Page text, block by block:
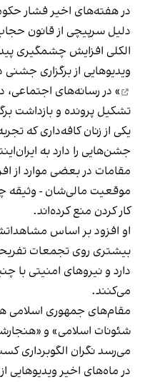
در هفته‌های اخیر فشار
دلیل سرپیچی از قانون
الکلی افزایش چشمگیری
ویدیوهایی از برگزاری
» در رسانه‌های
تشکیل پرونده و بازداشت
یکی از زنان کافه‌داری که
جشن‌هایی را دارد به
مقامات در بعضی موارد از
موقعیت مالی‌شان - وثیقه
کار کردن منع کرده‌اند.
او افزود بر اساس
بیشتری روی تجمعات
دارد و نیروهای امنیتی با
می‌کنند.
مقام‌های جمهوری اسلامی
شئونات اسلامی» و
می‌رسد نگران الگوبرداری
در ماه‌های اخیر ویدیوهایی